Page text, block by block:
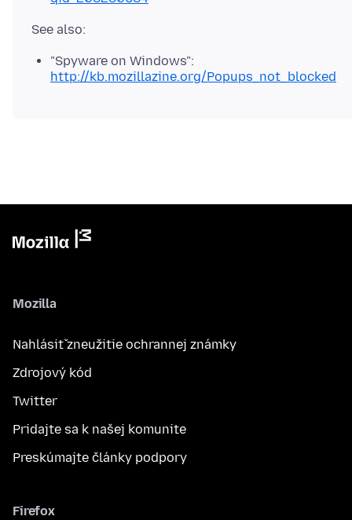
"Spyware on Windows":
http://kb.mozillazine.org/Popups_not_blocked
Mozilla
Nahlásiť zneužitie ochrannej známky
Zdrojový kód
Twitter
Pridajte sa k našej komunite
Preskúmajte články podpory
Firefox